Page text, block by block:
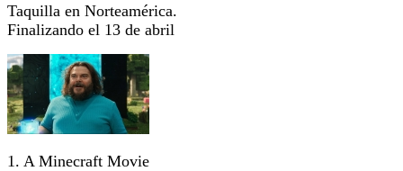
Taquilla en Norteamérica.
Finalizando el 13 de abril
1. A Minecraft Movie